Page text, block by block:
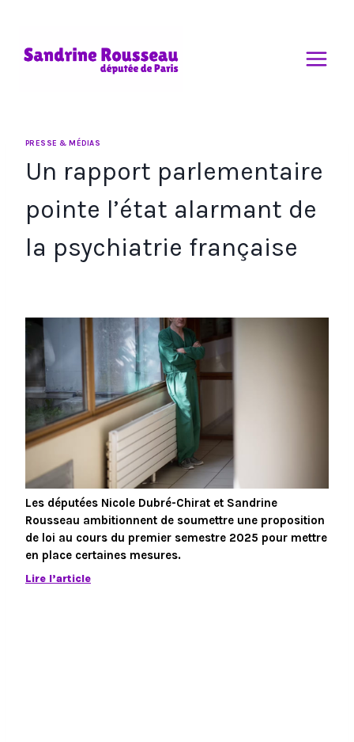
PRESSE & MÉDIAS
Un rapport parlementaire
pointe l’état alarmant de
la psychiatrie française
Les députées Nicole Dubré-Chirat et Sandrine
Rousseau ambitionnent de soumettre une proposition
de loi au cours du premier semestre 2025 pour mettre
en place certaines mesures.
Lire l’article